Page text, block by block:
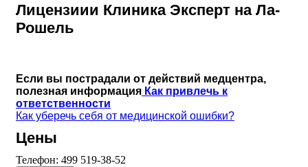
Лицензиии Клиника Эксперт на Ла-
Рошель
Если вы пострадали от действий медцентра,
полезная информация Как привлечь к
ответственности
Как уберечь себя от медицинской ошибки?
Цены
Телефон: 499 519-38-52